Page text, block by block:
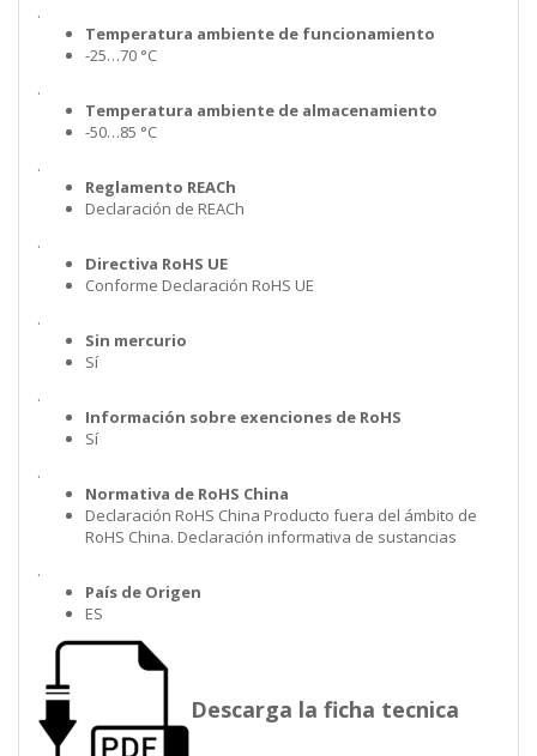
.
Temperatura ambiente de funcionamiento
-25…70 °C
.
Temperatura ambiente de almacenamiento
-50…85 °C
.
Reglamento REACh
Declaración de REACh
.
Directiva RoHS UE
Conforme Declaración RoHS UE
.
Sin mercurio
Sí
.
Información sobre exenciones de RoHS
Sí
.
Normativa de RoHS China
Declaración RoHS China Producto fuera del ámbito de
RoHS China. Declaración informativa de sustancias
.
País de Origen
ES
Descarga la ficha tecnica